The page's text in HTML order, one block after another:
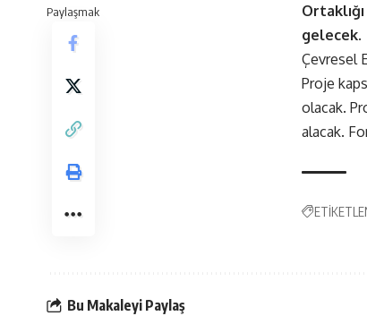
Paylaşmak
gelecek.
Çevresel
Proje
olacak.
alacak.
Bu Makaleyi Paylaş